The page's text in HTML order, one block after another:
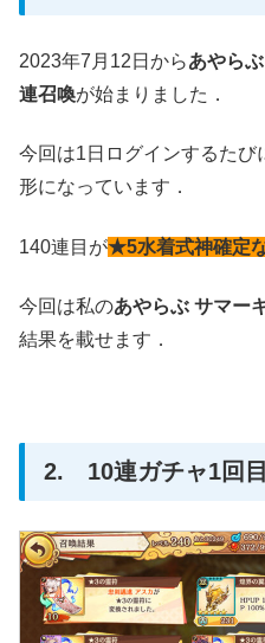
2023年7月12日からあやら
連召喚が始まりました．
今回は1日ログインするたび
形になっています．
140連目が★5水着式神確定
今回は私のあやらぶ サマー
結果を載せます．
2. 10連ガチャ1回